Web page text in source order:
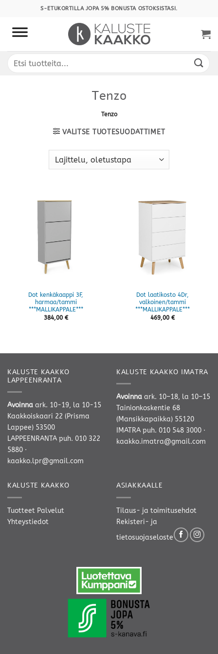
content
S-ETUKORTILLA JOPA 5% BONUSTA OSTOKSISTASI.
Etsi:
Tenzo
Tenzo
VALITSE TUOTESUODATTIMET
Dot kenkäkaappi 3F,
harmaa/tammi
***MALLIKAPPALE***
384,00 €
Dot laatikosto 4Dr,
valkoinen/tammi
***MALLIKAPPALE***
469,00 €
KALUSTE KAAKKO
LAPPEENRANTA
Avoinna ark. 10-19, la 10-15
Kaakkoiskaari 22 (Prisma
Lappee) 53500
LAPPEENRANTA puh. 010 322
5880 ·
kaakko.lpr@gmail.com
KALUSTE KAAKKO IMATRA
Avoinna ark. 10–18, la 10–15
Tainionkoskentie 68
(Mansikkapaikka) 55120
IMATRA puh. 010 548 3000 ·
kaakko.imatra@gmail.com
KALUSTE KAAKKO
Tuotteet Palvelut
Yhteystiedot
ASIAKKAALLE
Tilaus- ja toimitusehdot
Rekisteri- ja
tietosuojaseloste